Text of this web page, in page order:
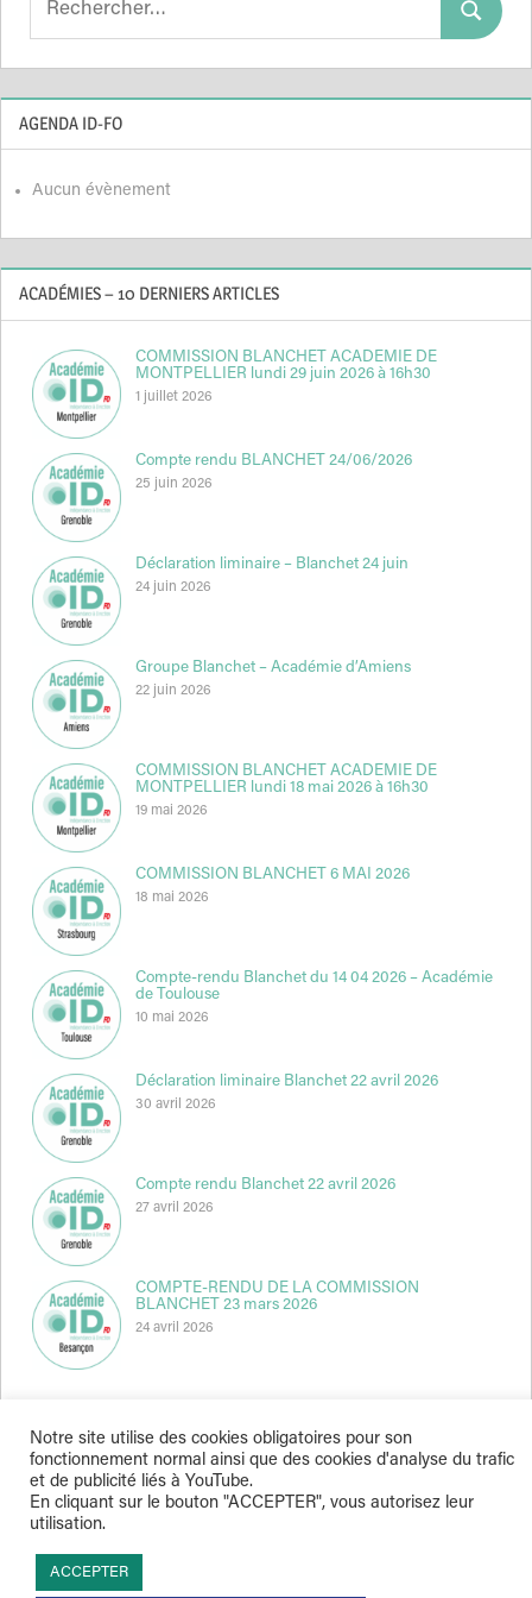
Search
AGENDA ID-FO
Aucun évènement
ACADÉMIES – 10 DERNIERS ARTICLES
COMMISSION BLANCHET ACADEMIE DE
MONTPELLIER lundi 29 juin 2026 à 16h30
1 juillet 2026
Compte rendu BLANCHET 24/06/2026
25 juin 2026
Déclaration liminaire – Blanchet 24 juin
24 juin 2026
Groupe Blanchet – Académie d’Amiens
22 juin 2026
COMMISSION BLANCHET ACADEMIE DE
MONTPELLIER lundi 18 mai 2026 à 16h30
19 mai 2026
COMMISSION BLANCHET 6 MAI 2026
18 mai 2026
Compte-rendu Blanchet du 14 04 2026 – Académie
de Toulouse
10 mai 2026
Déclaration liminaire Blanchet 22 avril 2026
30 avril 2026
Compte rendu Blanchet 22 avril 2026
27 avril 2026
COMPTE-RENDU DE LA COMMISSION
BLANCHET 23 mars 2026
24 avril 2026
Indépendance & Direction © 2026
Notre site utilise des cookies obligatoires pour son
fonctionnement normal ainsi que des cookies d'analyse du trafic
et de publicité liés à YouTube.
En cliquant sur le bouton "ACCEPTER", vous autorisez leur
utilisation.
ACCEPTER